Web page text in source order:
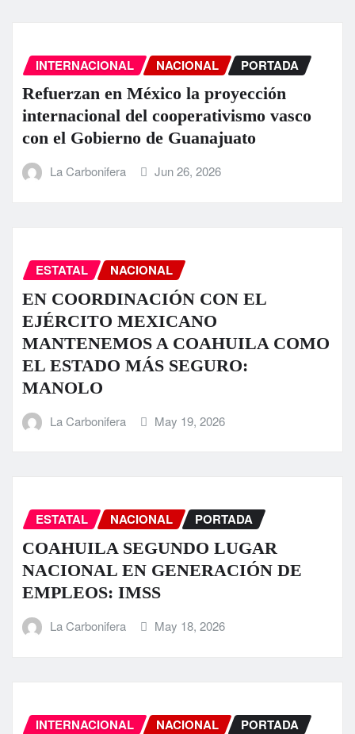
INTERNACIONAL NACIONAL PORTADA
Refuerzan en México la proyección
internacional del cooperativismo vasco
con el Gobierno de Guanajuato
La Carbonifera Jun 26, 2026
ESTATAL NACIONAL
EN COORDINACIÓN CON EL
EJÉRCITO MEXICANO
MANTENEMOS A COAHUILA COMO
EL ESTADO MÁS SEGURO:
MANOLO
La Carbonifera May 19, 2026
ESTATAL NACIONAL PORTADA
COAHUILA SEGUNDO LUGAR
NACIONAL EN GENERACIÓN DE
EMPLEOS: IMSS
La Carbonifera May 18, 2026
INTERNACIONAL NACIONAL PORTADA